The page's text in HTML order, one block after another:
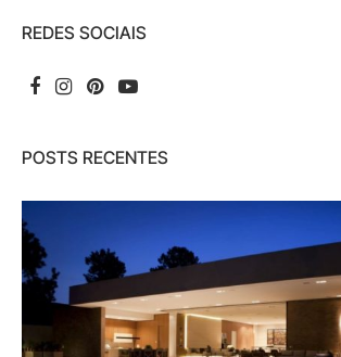
REDES SOCIAIS
POSTS RECENTES